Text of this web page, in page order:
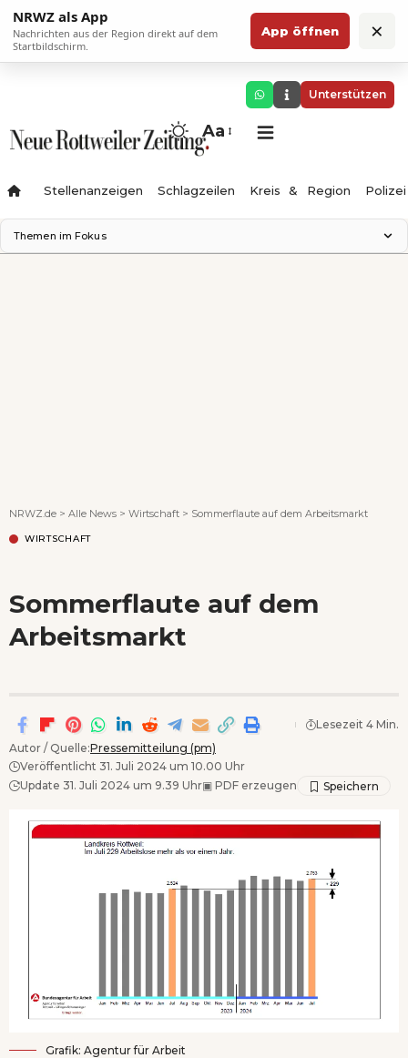
NRWZ als App
Nachrichten aus der Region direkt auf dem
Startbildschirm.
App öffnen ×
Unterstützen
Aa
Stellenanzeigen Schlagzeilen Kreis & Region Polizei
Themen im Fokus
NRWZ.de > Alle News > Wirtschaft > Sommerflaute auf dem Arbeitsmarkt
WIRTSCHAFT
Sommerflaute auf dem
Arbeitsmarkt
Autor / Quelle:Pressemitteilung (pm)
Veröffentlicht 31. Juli 2024 um 10.00 Uhr
Update 31. Juli 2024 um 9.39 Uhr▣ PDF erzeugen
Lesezeit 4 Min.
Grafik: Agentur für Arbeit